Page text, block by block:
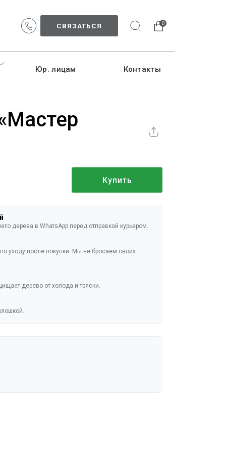
СВЯЗАТЬСЯ 0
Юр. лицам Контакты
Купить
дерева в WhatsApp перед отправкой курьером.
уходу после покупки. Мы не бросаем своих
дерево от холода и тряски.